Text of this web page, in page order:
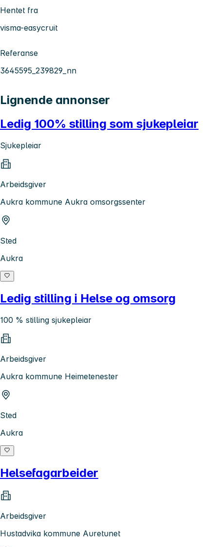
Hentet fra
visma-easycruit
Referanse
3645595_239829_nn
Lignende annonser
Ledig 100% stilling som sjukepleiar
Sjukepleiar
Arbeidsgiver
Aukra kommune Aukra omsorgssenter
Sted
Aukra
Ledig stilling i Helse og omsorg
100 % stilling sjukepleiar
Arbeidsgiver
Aukra kommune Heimetenester
Sted
Aukra
Helsefagarbeider
Arbeidsgiver
Hustadvika kommune Auretunet